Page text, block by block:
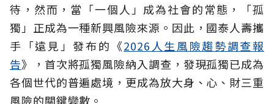
待，然而，當「一個人」成為社會的常態，「孤
獨」正成為一種新興風險來源。因此，國泰人壽攜
手「遠見」發布的《2026人生風險趨勢調查報
告》，首次將孤獨風險納入調查，發現孤獨已成為
各個世代的普遍處境，更成為放大身、心、財三重
風險的關鍵變數。